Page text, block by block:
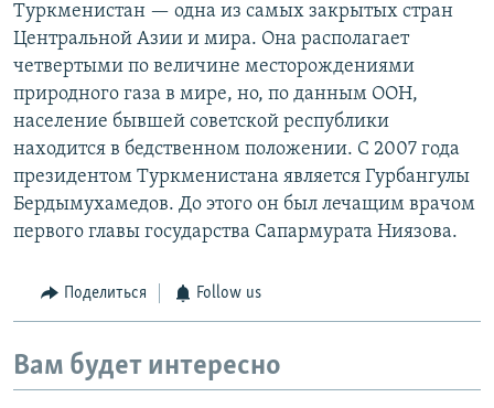
Туркменистан — одна из самых закрытых стран
Центральной Азии и мира. Она располагает
четвертыми по величине месторождениями
природного газа в мире, но, по данным ООН,
население бывшей советской республики
находится в бедственном положении. С 2007 года
президентом Туркменистана является Гурбангулы
Бердымухамедов. До этого он был лечащим врачом
первого главы государства Сапармурата Ниязова.
Поделиться Follow us
Вам будет интересно